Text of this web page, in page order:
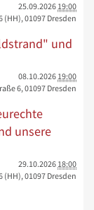
25.09.2026 19:00
01097 Dresden
und
08.10.2026 19:00
6, 01097 Dresden
unsere
29.10.2026 18:00
01097 Dresden